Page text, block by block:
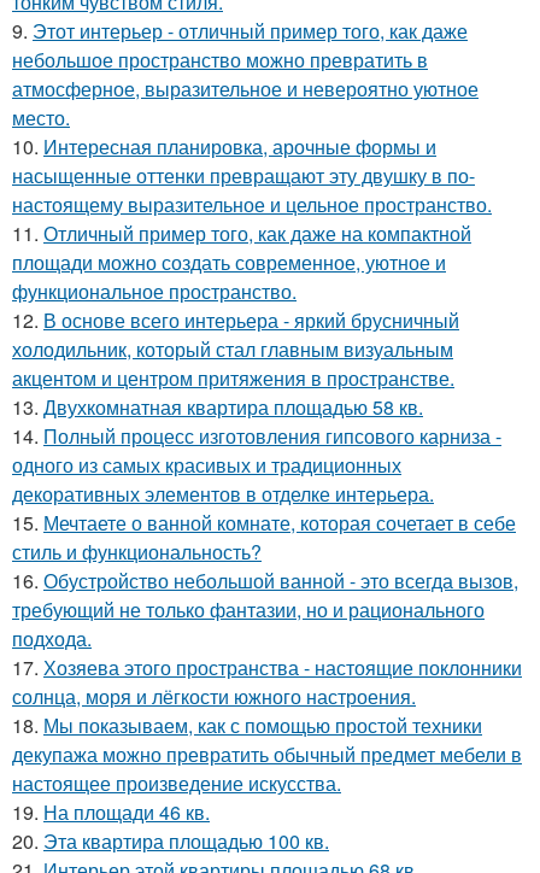
9. Этот интерьер - отличный пример того, как даже
небольшое пространство можно превратить в
атмосферное, выразительное и невероятно уютное
место.
10. Интересная планировка, арочные формы и
насыщенные оттенки превращают эту двушку в по-
настоящему выразительное и цельное пространство.
11. Отличный пример того, как даже на компактной
площади можно создать современное, уютное и
функциональное пространство.
12. В основе всего интерьера - яркий брусничный
холодильник, который стал главным визуальным
акцентом и центром притяжения в пространстве.
13. Двухкомнатная квартира площадью 58 кв.
14. Полный процесс изготовления гипсового карниза -
одного из самых красивых и традиционных
декоративных элементов в отделке интерьера.
15. Мечтаете о ванной комнате, которая сочетает в себе
стиль и функциональность?
16. Обустройство небольшой ванной - это всегда вызов,
требующий не только фантазии, но и рационального
подхода.
17. Хозяева этого пространства - настоящие поклонники
солнца, моря и лёгкости южного настроения.
18. Мы показываем, как с помощью простой техники
декупажа можно превратить обычный предмет мебели в
настоящее произведение искусства.
19. На площади 46 кв.
20. Эта квартира площадью 100 кв.